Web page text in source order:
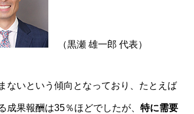
（黒瀬 雄一郎 代表）
ないという傾向となっており、たとえば
果報酬は35％ほどでしたが、 特に需要